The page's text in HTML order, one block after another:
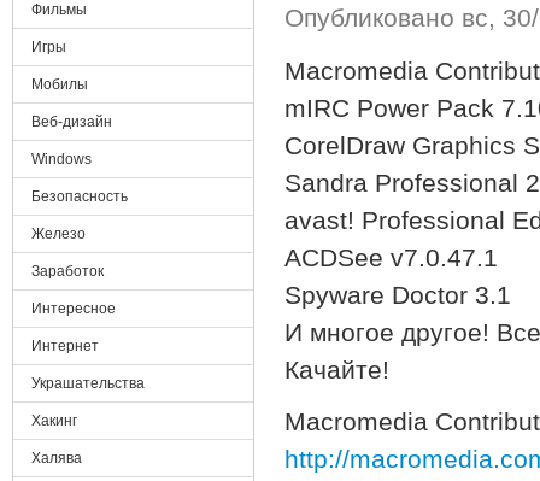
Опубликовано вс,
Macromedia
mIRC Power Pack
CorelDraw Graphics
Sandra Professional
avast! Professional
ACDSee v7.0.47.1
Spyware Doctor 3.1
И многое другое!
Качайте!
Macromedia
http://
Фильмы
Игры
Мобилы
Веб-дизайн
Windows
Безопасность
Железо
Заработок
Интересное
Интернет
Украшательства
Хакинг
Халява